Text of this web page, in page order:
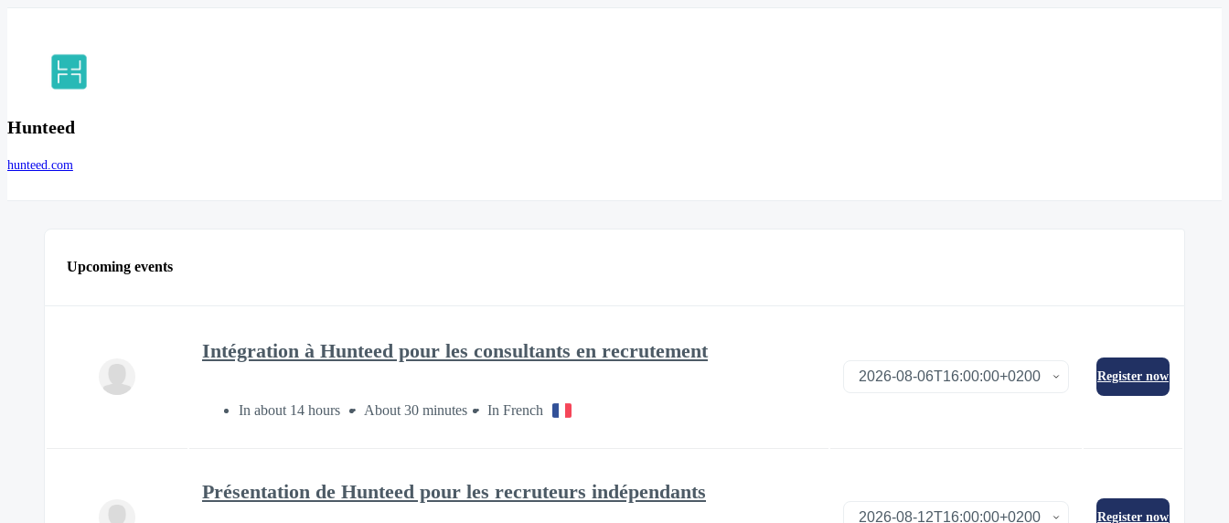
Hunteed
hunteed.com
Upcoming events
Intégration à Hunteed pour les consultants en recrutement
In about 14 hours About 30 minutes In French
Register now
Présentation de Hunteed pour les recruteurs indépendants
Register now